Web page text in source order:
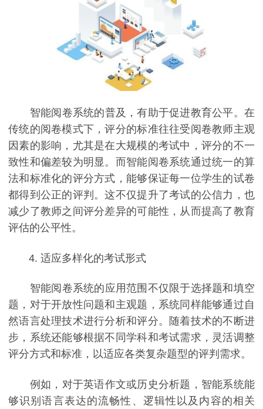
智能阅卷系统的普及，有助于促进教育公平。在
传统的阅卷模式下，评分的标准往往受阅卷教师主观
因素的影响，尤其是在大规模的考试中，评分的不一
致性和偏差较为明显。而智能阅卷系统通过统一的算
法和标准化的评分方式，能够保证每一位学生的试卷
都得到公正的评判。这不仅提升了考试的公信力，也
减少了教师之间评分差异的可能性，从而提高了教育
评估的公平性。
4. 适应多样化的考试形式
智能阅卷系统的应用范围不仅限于选择题和填空
题，对于开放性问题和主观题，系统同样能够通过自
然语言处理技术进行分析和评分。随着技术的不断进
步，系统还能够根据不同学科和考试需求，灵活调整
评分方式和标准，以适应各类复杂题型的评判需求。
例如，对于英语作文或历史分析题，智能系统能
够识别语言表达的流畅性、逻辑性以及内容的相关